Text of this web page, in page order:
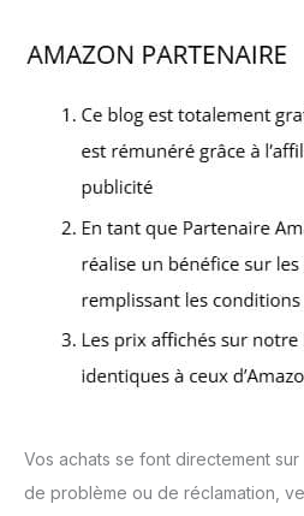
Vos achats se font directement sur
de problème ou de réclamation,